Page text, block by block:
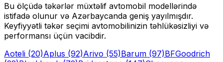
Bu ölçüdə təkərlər müxtəlif avtomobil modellərində
istifadə olunur və Azərbaycanda geniş yayılmışdır.
Keyfiyyətli təkər seçimi avtomobilinizin təhlükəsizliyi və
performansı üçün vacibdir.
Aoteli (20)Aplus (92)Arivo (55)Barum (97)BFGoodrich